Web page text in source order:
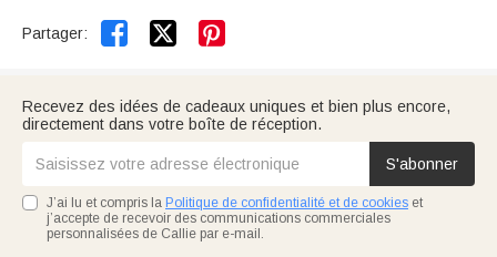
Partager:  
Recevez des idées de cadeaux uniques et bien plus encore,
directement dans votre boîte de réception.
S'abonner
J’ai lu et compris la Politique de confidentialité et de cookies et
j’accepte de recevoir des communications commerciales
personnalisées de Callie par e-mail.